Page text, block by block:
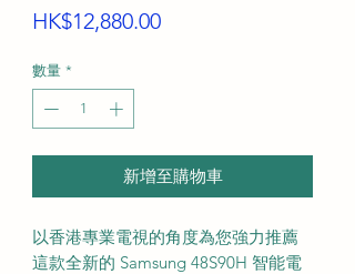
HK$12,880.00價
數量 *
新增至購物車
以香港專業電視的角度為您強力推薦
這款全新的 Samsung 48S90H 智能電